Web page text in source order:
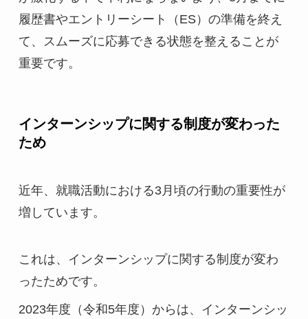
履歴書やエントリーシート（ES）の準備を終え
て、スムーズに応募できる状態を整えることが
重要です。
インターンシップに関する制度が変わった
ため
近年、就職活動における3月頃の行動の重要性が
増しています。
これは、インターンシップに関する制度が変わ
ったためです。
2023年度（令和5年度）からは、インターンシッ